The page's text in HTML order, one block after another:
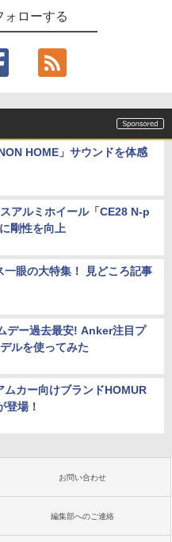
ォローする
HOME」サウンドを体感
アルミホイール「CE28 N-p
剛性を向上
一眼の大特集！ 見どころ記事
デー過去最安! Anker注目プ
ルを使ってみた
ムカー向けブランドHOMUR
登場！
お問い合わせ
編集部へのご連絡